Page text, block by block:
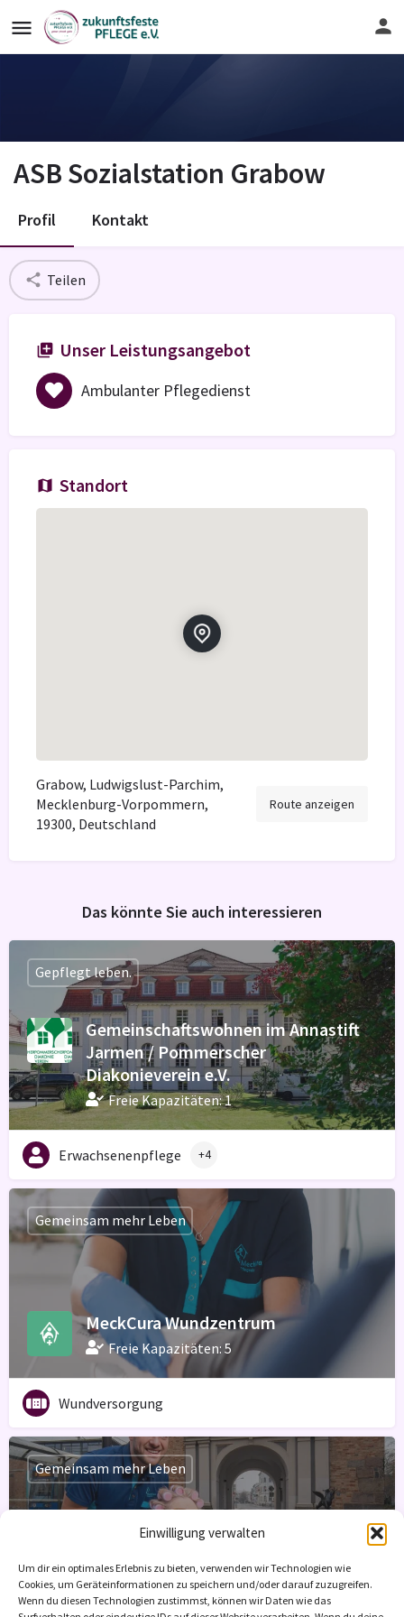
Einwilligung verwalten
Um dir ein optimales Erlebnis zu bieten, verwenden wir Technologien wie
Cookies, um Geräteinformationen zu speichern und/oder darauf zuzugreifen.
Wenn du diesen Technologien zustimmst, können wir Daten wie das
ASB Sozialstation Grabow
Profil Kontakt
Teilen
Unser Leistungsangebot
Ambulanter Pflegedienst
Standort
Grabow, Ludwigslust-Parchim,
Mecklenburg-Vorpommern,
19300, Deutschland
Route anzeigen
Das könnte Sie auch interessieren
Gemeinschaftswohnen im Annastift
Jarmen / Pommerscher
Diakonieverein e.V.
Freie Kapazitäten: 1
Gepflegt leben.
Erwachsenenpflege +4
MeckCura Wundzentrum
Freie Kapazitäten: 5
Gemeinsam mehr Leben
Wundversorgung
MeckCura Pflegedienst GmbH
Freie Kapazitäten: 10
Gemeinsam mehr Leben